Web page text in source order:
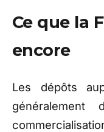
Ce que la
encore
Les dépôts
généralement